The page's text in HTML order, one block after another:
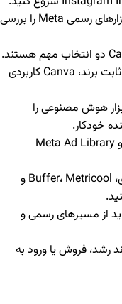
برای زمان‌بندی و مدیریت محتوا، اول ابزارهای رسمی Meta را بررسی
برای طراحی پست، استوری و قالب‌های ثابت برند، Canva کاربردی
هوش مصنوعی را
خودکار.
برای تحقیق موضوع، Google Trends و Meta Ad Library
برای مدیریت چند پیج یا گزارش حرفه‌ای، Buffer، Metricool و
از مسیرهای رسمی و
رشد، فروش یا ورود به